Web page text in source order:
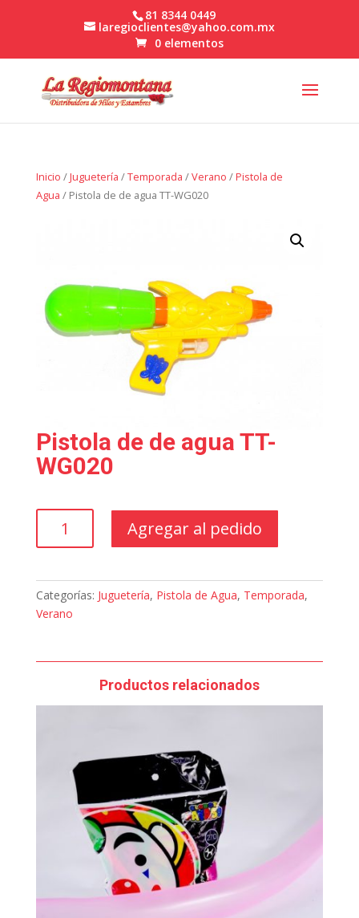
81 8344 0449
laregioclientes@yahoo.com.mx
0 elementos
Inicio /Juguetería /Temporada /Verano /Pistola de
Agua / Pistola de de agua TT-WG020
Pistola de de agua TT-
WG020
TT-
WG020
Agregar al pedido
Categorías: Juguetería, Pistola de Agua, Temporada,
Verano
Productos relacionados